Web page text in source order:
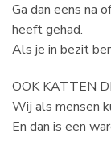
Ga dan eens na
heeft gehad.
Als je in bezit
OOK KATTEN
Wij als mensen
En dan is een